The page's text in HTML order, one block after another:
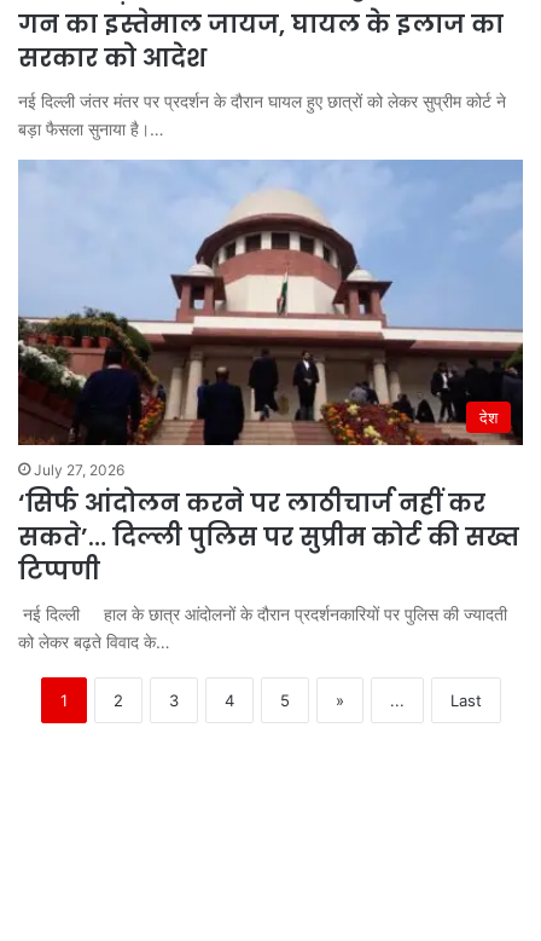
गन का इस्तेमाल जायज, घायल के इलाज का
सरकार को आदेश
नई दिल्ली जंतर मंतर पर प्रदर्शन के दौरान घायल हुए छात्रों को लेकर सुप्रीम कोर्ट ने
बड़ा फैसला सुनाया है।…
देश
July 27, 2026
‘सिर्फ आंदोलन करने पर लाठीचार्ज नहीं कर
सकते’… दिल्ली पुलिस पर सुप्रीम कोर्ट की सख्त
टिप्पणी
नई दिल्ली हाल के छात्र आंदोलनों के दौरान प्रदर्शनकारियों पर पुलिस की ज्यादती
को लेकर बढ़ते विवाद के…
1 2 3 4 5 » ... Last